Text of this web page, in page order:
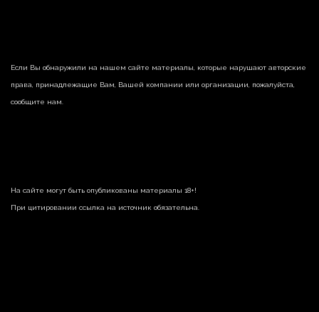
Если Вы обнаружили на нашем сайте материалы, которые нарушают авторские
права, принадлежащие Вам, Вашей компании или организации, пожалуйста,
сообщите нам.
На сайте могут быть опубликованы материалы 18+!
При цитировании ссылка на источник обязательна.